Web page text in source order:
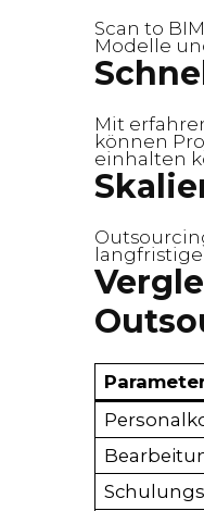
Scan to
Modelle
Mit
können
einhalten